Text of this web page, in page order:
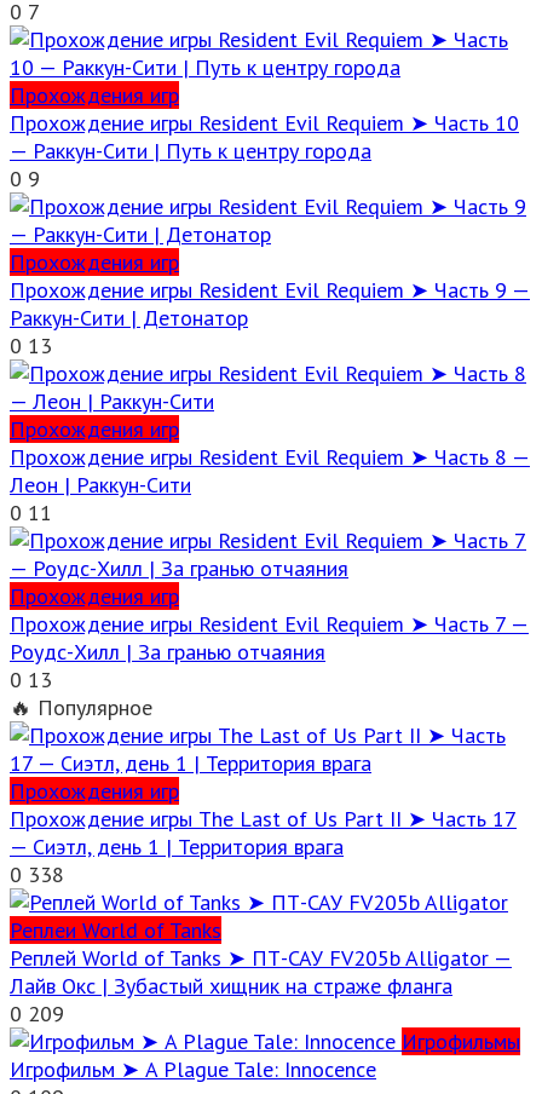
0 7
Прохождения игр
Прохождение игры Resident Evil Requiem ➤ Часть 10
— Раккун-Сити | Путь к центру города
0 9
Прохождения игр
Прохождение игры Resident Evil Requiem ➤ Часть 9 —
Раккун-Сити | Детонатор
0 13
Прохождения игр
Прохождение игры Resident Evil Requiem ➤ Часть 8 —
Леон | Раккун-Сити
0 11
Прохождения игр
Прохождение игры Resident Evil Requiem ➤ Часть 7 —
Роудс-Хилл | За гранью отчаяния
0 13
🔥 Популярное
Прохождения игр
Прохождение игры The Last of Us Part II ➤ Часть 17
— Сиэтл, день 1 | Территория врага
0 338
Реплеи World of Tanks
Реплей World of Tanks ➤ ПТ-САУ FV205b Alligator —
Лайв Окс | Зубастый хищник на страже фланга
0 209
Игрофильмы
Игрофильм ➤ A Plague Tale: Innocence